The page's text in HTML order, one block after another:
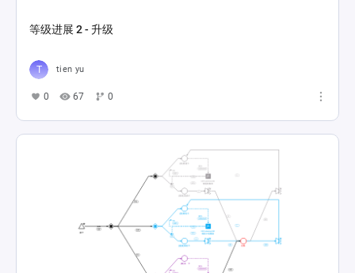
等级进展 2 - 升级
tien yu
0 67 0